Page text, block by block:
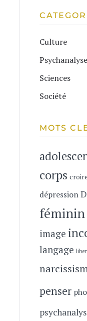
Culture
Psychanalyse
Sciences
Société
MOTS
corps croire
dépression
féminin
image
langage
penser